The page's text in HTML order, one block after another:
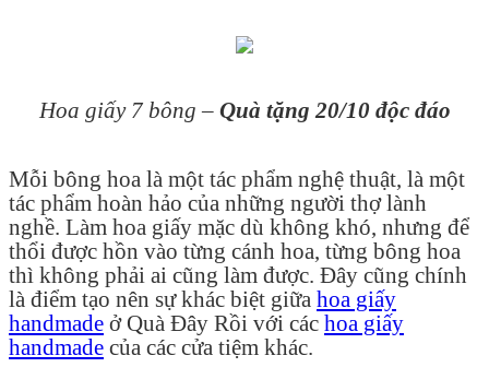
Hoa giấy 7 bông – Quà tặng 20/10 độc đáo
Mỗi bông hoa là một tác phẩm nghệ thuật, là một
tác phẩm hoàn hảo của những người thợ lành
nghề. Làm hoa giấy mặc dù không khó, nhưng để
thổi được hồn vào từng cánh hoa, từng bông hoa
thì không phải ai cũng làm được. Đây cũng chính
là điểm tạo nên sự khác biệt giữa hoa giấy
handmade ở Quà Đây Rồi với các hoa giấy
handmade của các cửa tiệm khác.